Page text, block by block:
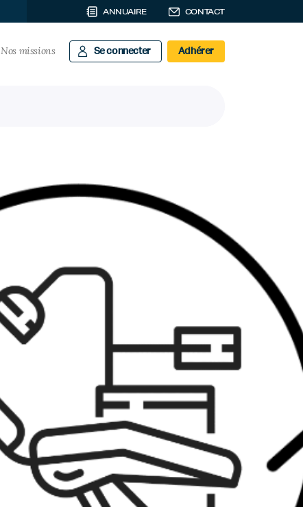
ANNUAIRE CONTACT
Nos missions Se connecter Adhérer